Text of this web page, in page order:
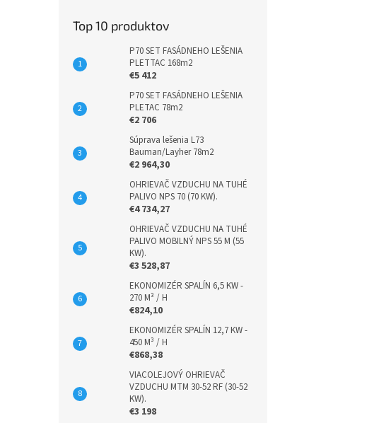
Top 10 produktov
P70 SET FASÁDNEHO LEŠENIA
PLETTAC 168m2
€5 412
P70 SET FASÁDNEHO LEŠENIA
PLETAC 78m2
€2 706
Súprava lešenia L73
Bauman/Layher 78m2
€2 964,30
OHRIEVAČ VZDUCHU NA TUHÉ
PALIVO NPS 70 (70 KW).
€4 734,27
OHRIEVAČ VZDUCHU NA TUHÉ
PALIVO MOBILNÝ NPS 55 M (55
KW).
€3 528,87
EKONOMIZÉR SPALÍN 6,5 KW -
270 M³ / H
€824,10
EKONOMIZÉR SPALÍN 12,7 KW -
450 M³ / H
€868,38
VIACOLEJOVÝ OHRIEVAČ
VZDUCHU MTM 30-52 RF (30-52
KW).
€3 198